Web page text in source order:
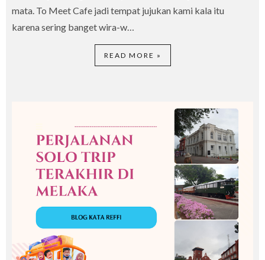
mata. To Meet Cafe jadi tempat jujukan kami kala itu
karena sering banget wira-w…
READ MORE »